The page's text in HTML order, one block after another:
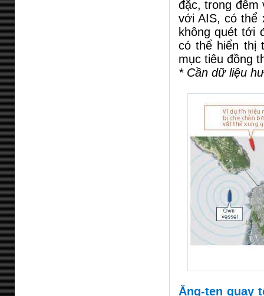
đặc, trong đêm
với AIS, có thể
không quét tới
có thể hiển thị
mục tiêu đồng
* Cần dữ liệu
Ăng-ten quay